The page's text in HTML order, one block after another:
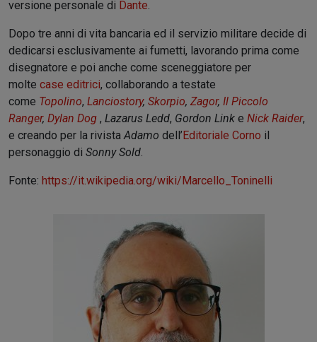
versione personale di Dante
Dopo tre anni di vita bancaria ed il servizio militare decide di
dedicarsi esclusivamente ai fumetti, lavorando prima come
disegnatore e poi anche come sceneggiatore per
molte case editrici, collaborando a testate
come Topolino, Lanciostory, Skorpio, Zagor, Il Piccolo
Ranger, Dylan Dog , Lazarus Ledd, Gordon Link e Nick Raider,
e creando per la rivista Adamo dell’Editoriale Corno il
personaggio di Sonny Sold
Fonte: https://it.wikipedia.org/wiki/Marcello_Toninelli